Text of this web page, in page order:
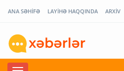
ANA SƏHİFƏ LAYİHƏ HAQQINDA ARXİV